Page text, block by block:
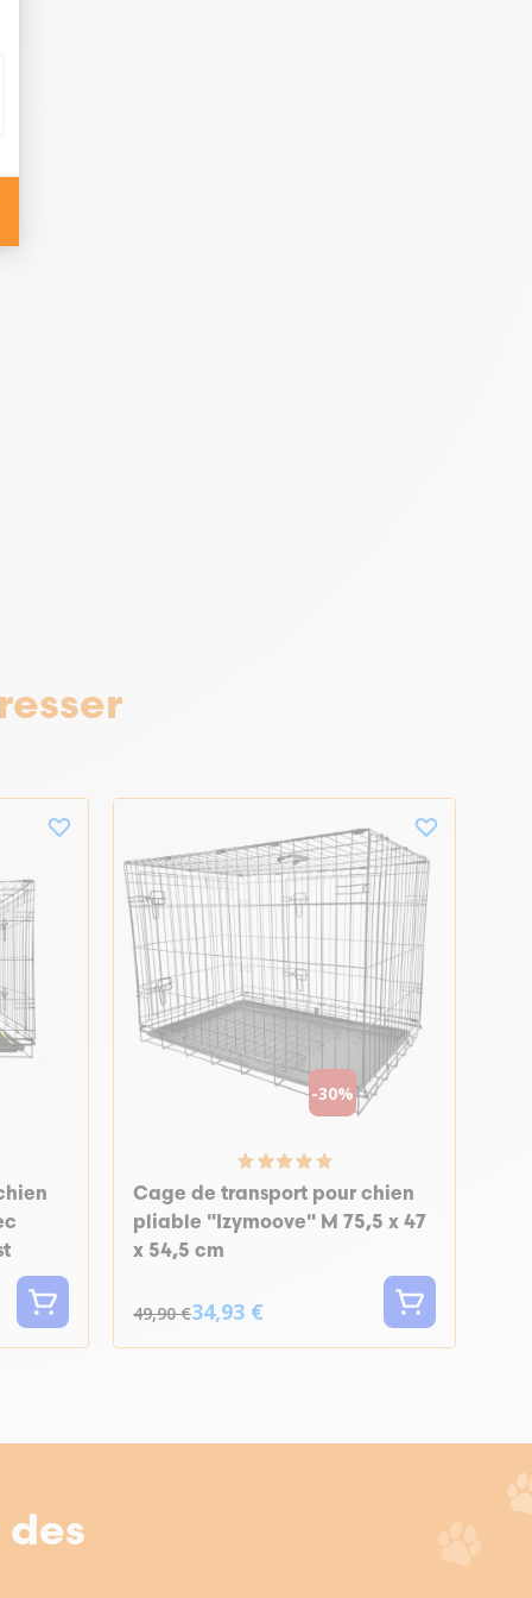
-30%
Cage de transport pour chien
pliable "Izymoove" M 75,5 x 47
x 54,5 cm
49,90 €34,93 €
des